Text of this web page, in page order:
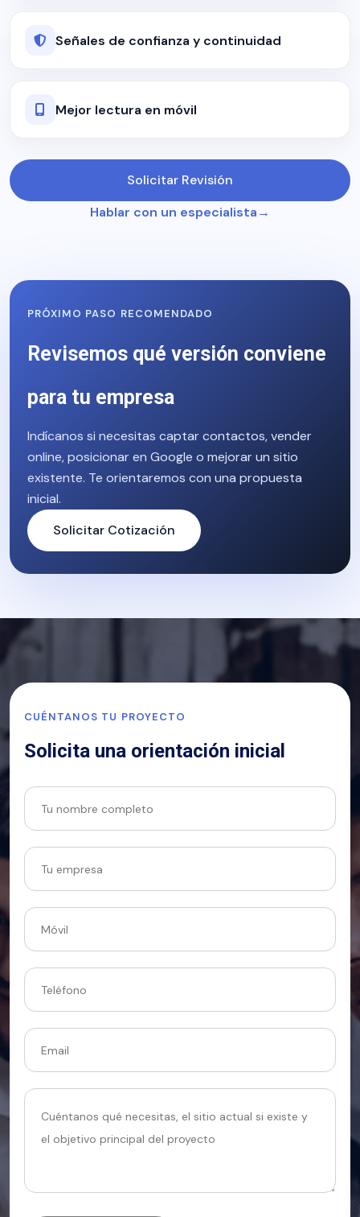
Señales de confianza y continuidad
Mejor lectura en móvil
Solicitar Revisión
Hablar con un especialista
PRÓXIMO PASO RECOMENDADO
Revisemos qué versión conviene
para tu empresa
Indícanos si necesitas captar contactos, vender
online, posicionar en Google o mejorar un sitio
existente. Te orientaremos con una propuesta
inicial.
Solicitar Cotización
CUÉNTANOS TU PROYECTO
Solicita una orientación inicial